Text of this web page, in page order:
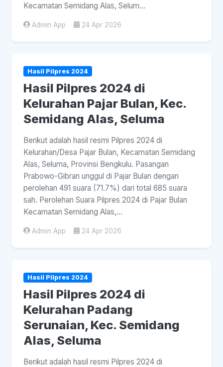
Kecamatan Semidang Alas, Selum...
Admin App 24 Apr 2026
Hasil Pilpres 2024
Hasil Pilpres 2024 di
Kelurahan Pajar Bulan, Kec.
Semidang Alas, Seluma
Berikut adalah hasil resmi Pilpres 2024 di
Kelurahan/Desa Pajar Bulan, Kecamatan Semidang
Alas, Seluma, Provinsi Bengkulu. Pasangan
Prabowo-Gibran unggul di Pajar Bulan dengan
perolehan 491 suara (71.7%) dari total 685 suara
sah. Perolehan Suara Pilpres 2024 di Pajar Bulan
Kecamatan Semidang Alas,...
Admin App 24 Apr 2026
Hasil Pilpres 2024
Hasil Pilpres 2024 di
Kelurahan Padang
Serunaian, Kec. Semidang
Alas, Seluma
Berikut adalah hasil resmi Pilpres 2024 di